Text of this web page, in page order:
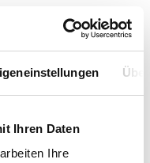
Ihren Daten
Ihre